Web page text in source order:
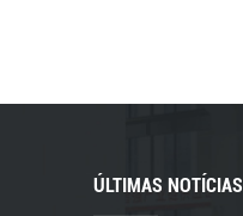
ÚLTIMAS NOTÍCIAS